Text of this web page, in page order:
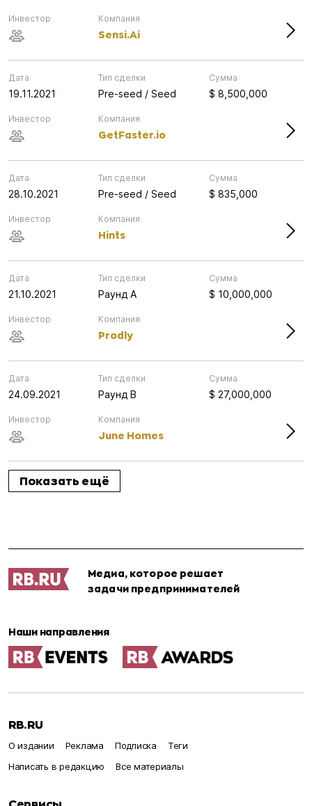
Компания
Sensi.Ai
Инвестор
Дата
19.11.2021
Компания
GetFaster.io
Инвестор
Тип сделки
Pre-seed / Seed
Сумма
$ 8,500,000
Дата
28.10.2021
Компания
Hints
Инвестор
Тип сделки
Pre-seed / Seed
Сумма
$ 835,000
Дата
21.10.2021
Компания
Prodly
Инвестор
Тип сделки
Раунд А
Сумма
$ 10,000,000
Дата
24.09.2021
Компания
June Homes
Инвестор
Тип сделки
Раунд B
Сумма
$ 27,000,000
Показать ещё
Медиа, которое решает
задачи предпринимателей
Наши направления
RB.RU
О издании Реклама Подписка
Теги
Написать в редакцию
Все материалы